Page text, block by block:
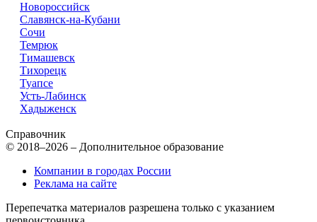
Новороссийск
Славянск-на-Кубани
Сочи
Темрюк
Тимашевск
Тихорецк
Туапсе
Усть-Лабинск
Хадыженск
Справочник
© 2018–2026 – Дополнительное образование
Компании в городах России
Реклама на сайте
Перепечатка материалов разрешена только с указанием